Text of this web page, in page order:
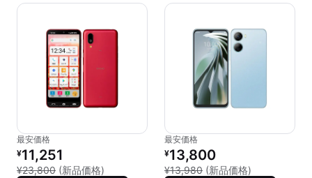
最安価格
リファービッシュ品の価格：
¥11,251
¥23,800 (新品価格) 新品との比較：¥23,800
最安価格
リファービッシュ品の価格：
¥13,800
¥13,980 (新品価格)